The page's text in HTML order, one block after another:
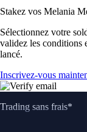
Stakez vos Melania
Sélectionnez votre
validez les conditions
lancé.
Inscrivez-vous
Trading sans frais*